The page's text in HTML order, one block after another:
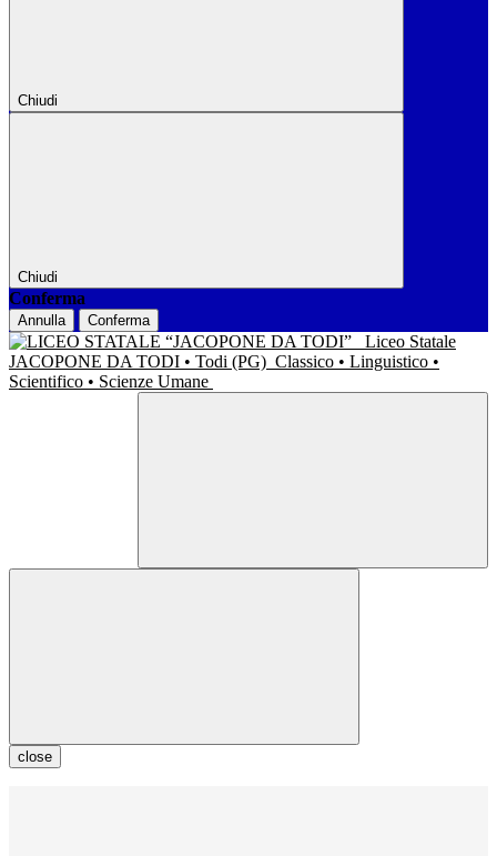
Chiudi
Chiudi
Conferma
Annulla Conferma
Liceo Statale
JACOPONE DA TODI • Todi (PG) Classico • Linguistico •
Scientifico • Scienze Umane
close